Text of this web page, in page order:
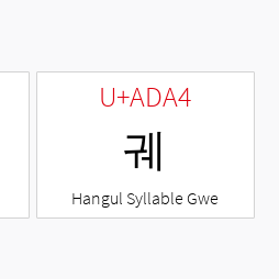
U+ADA4
궤
Hangul Syllable Gwe